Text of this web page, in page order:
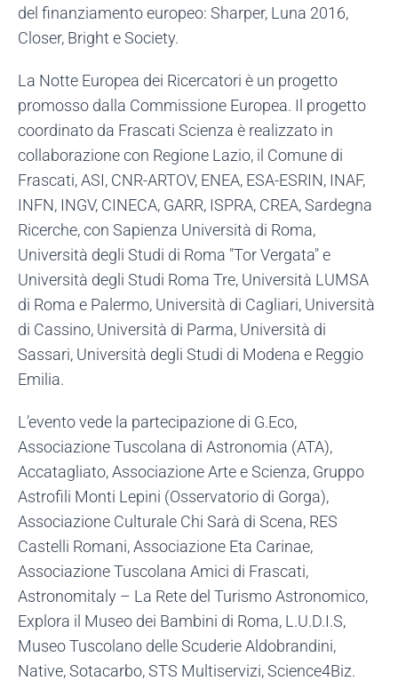
del finanziamento europeo: Sharper, Luna 2016,
Closer, Bright e Society.
La Notte Europea dei Ricercatori è un progetto
promosso dalla Commissione Europea. Il progetto
coordinato da Frascati Scienza è realizzato in
collaborazione con Regione Lazio, il Comune di
Frascati, ASI, CNR-ARTOV, ENEA, ESA-ESRIN, INAF,
INFN, INGV, CINECA, GARR, ISPRA, CREA, Sardegna
Ricerche, con Sapienza Università di Roma,
Università degli Studi di Roma "Tor Vergata" e
Università degli Studi Roma Tre, Università LUMSA
di Roma e Palermo, Università di Cagliari, Università
di Cassino, Università di Parma, Università di
Sassari, Università degli Studi di Modena e Reggio
Emilia.
L’evento vede la partecipazione di G.Eco,
Associazione Tuscolana di Astronomia (ATA),
Accatagliato, Associazione Arte e Scienza, Gruppo
Astrofili Monti Lepini (Osservatorio di Gorga),
Associazione Culturale Chi Sarà di Scena, RES
Castelli Romani, Associazione Eta Carinae,
Associazione Tuscolana Amici di Frascati,
Astronomitaly – La Rete del Turismo Astronomico,
Explora il Museo dei Bambini di Roma, L.U.D.I.S,
Museo Tuscolano delle Scuderie Aldobrandini,
Native, Sotacarbo, STS Multiservizi, Science4Biz.